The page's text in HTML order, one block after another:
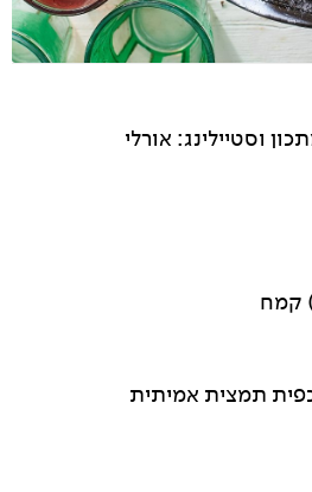
וסטיילינג: אורלי